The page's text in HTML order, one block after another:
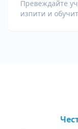
Превеждайте
изпити и